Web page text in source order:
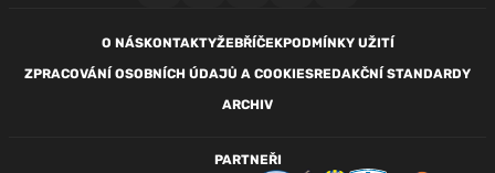
O NÁSKONTAKTYŽEBŘÍČEKPODMÍNKY UŽITÍ
ZPRACOVÁNÍ OSOBNÍCH ÚDAJŮ A COOKIESREDAKČNÍ STANDARDY
ARCHIV
PARTNEŘI